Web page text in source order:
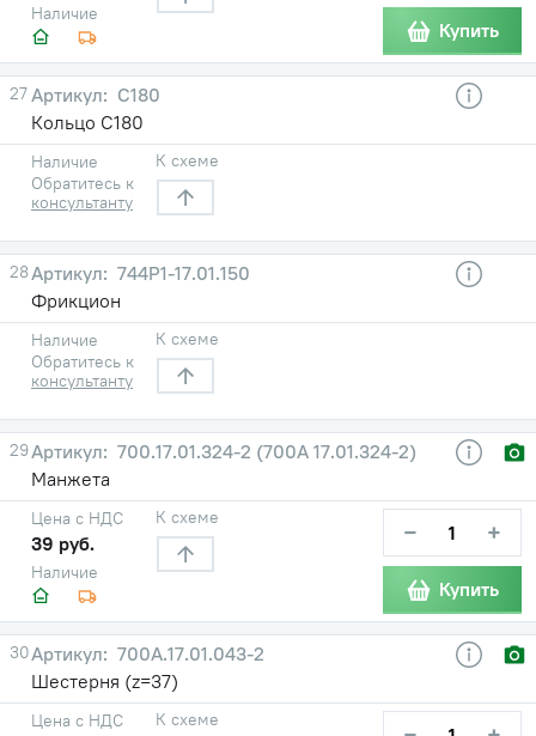
Наличие
Купить
27
С180
Кольцо С180
Наличие
Обратитесь к
консультанту
К схеме
28
744Р1-17.01.150
Фрикцион
Наличие
Обратитесь к
консультанту
К схеме
29
700.17.01.324-2 (700А 17.01.324-2)
Манжета
Наличие
Цена с НДС
39 руб.
К схеме − +
Купить
30
700А.17.01.043-2
Шестерня (z=37)
Цена с НДС К схеме